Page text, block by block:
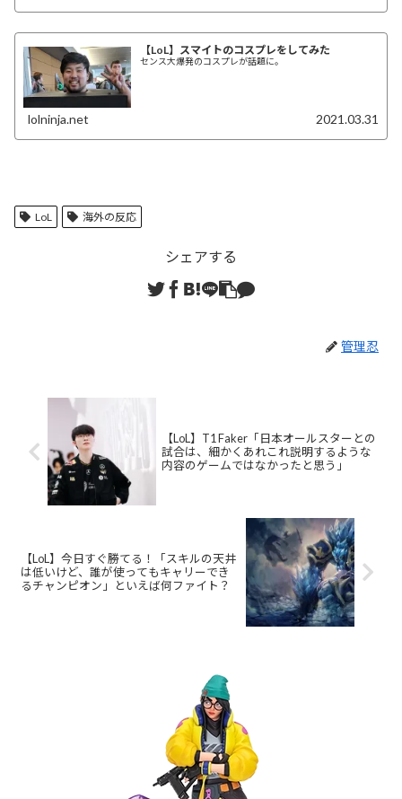
【LoL】スマイトのコスプレをしてみた
センス大爆発のコスプレが話題に。
lolninja.net 2021.03.31
LoL 海外の反応
シェアする
管理忍
【LoL】T1 Faker「日本オールスターとの
試合は、細かくあれこれ説明するような
内容のゲームではなかったと思う」
【LoL】今日すぐ勝てる！「スキルの天井
は低いけど、誰が使ってもキャリーでき
るチャンピオン」といえば何ファイト？